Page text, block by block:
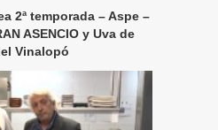
2ª temporada – Aspe –
ASENCIO y Uva de
Vinalopó